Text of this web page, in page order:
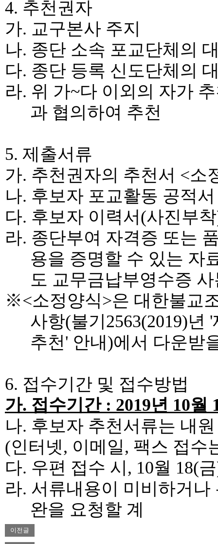
4. 추천권자
가. 교구본사 주지
나. 종단 소속 포교단체의
다. 종단 등록 신도단체의
라. 위 가~다 이외의 자가
과 협의하여 추천
5. 제출서류
가. 추천권자의 추천서 <소
나. 후보자 포교활동 공적
다. 후보자 이력서 (사진부착
라. 종단부여 자격증 또는
용을 증명할 수 있는 자
도 교무금납부영수증
※<소정양식>은 대한불교
사항(불기 2563(2019)년 '
추천' 안내 )에서 다운받
6. 접수기간 및 접수방법
가. 접수기간 : 2019년 10월
나. 후보자 추천서류는 내
(인터넷, 이메일, 팩스 접수
다. 우편 접수 시 , 10월 18(금
라. 서류내용이 미비하거
완을 요청할 계
이전글